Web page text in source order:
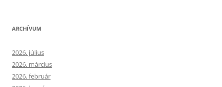
ARCHÍVUM
2026. július
2026. március
2026. február